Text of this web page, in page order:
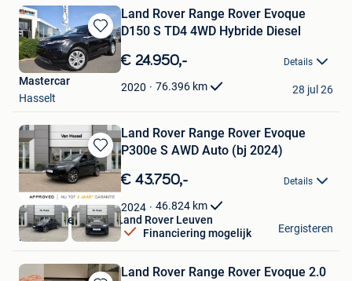
Bewaren
in
Mijn
Favorieten
Land Rover Range Rover Evoque
D150 S TD4 4WD Hybride Diesel
€ 24.950,- Details
2020 76.396 km
Mastercar
Hasselt
28 jul 26
Bewaren
in
Favorieten
Land Rover Range Rover Evoque
P300e S AWD Auto (bj 2024)
€ 43.750,- Details
2024 46.824 km
Financiering mogelijk
Van Mossel Jaguar Land Rover Leuven
Herent
Eergisteren
Land Rover Range Rover Evoque 2.0